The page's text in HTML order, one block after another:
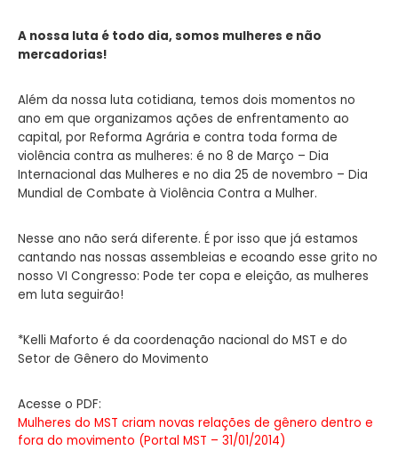
A nossa luta é todo dia, somos mulheres e não
mercadorias!
Além da nossa luta cotidiana, temos dois momentos no
ano em que organizamos ações de enfrentamento ao
capital, por Reforma Agrária e contra toda forma de
violência contra as mulheres: é no 8 de Março – Dia
Internacional das Mulheres e no dia 25 de novembro – Dia
Mundial de Combate à Violência Contra a Mulher.
Nesse ano não será diferente. É por isso que já estamos
cantando nas nossas assembleias e ecoando esse grito no
nosso VI Congresso: Pode ter copa e eleição, as mulheres
em luta seguirão!
*Kelli Maforto é da coordenação nacional do MST e do
Setor de Gênero do Movimento
Acesse o PDF:
Mulheres do MST criam novas relações de gênero dentro e
fora do movimento (Portal MST – 31/01/2014)